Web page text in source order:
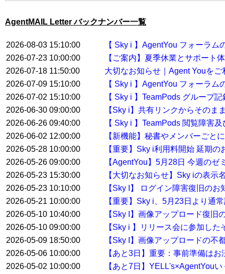
AgentMAIL Letter バックナンバー一覧
2026-08-03 15:10:00
【 Sky i 】AgentYou フォーラ
2026-07-23 10:00:00
【ご案内】夏季休業とサポート
2026-07-18 11:50:00
大切なお知らせ｜Agent Youを
2026-07-09 15:10:00
【 Sky i 】AgentYou フォーラ
2026-07-02 15:10:00
【 Sky i 】TeamPods グループ
2026-06-30 09:00:00
【Sky i】共有リンクからそのま
2026-06-26 09:40:00
【 Sky i 】TeamPods 閲覧障害
2026-06-02 12:00:00
【新機能】秘書やメンバーごと
2026-05-28 10:00:00
【重要】Sky i利用料開始 延期の
2026-05-26 09:00:00
【AgentYou】5月28日 今週の
2026-05-23 15:30:00
【大切なお知らせ】Sky iの表示
2026-05-23 10:10:00
【Sky I】 ログイン障害復旧のお
2026-05-21 10:00:00
【重要】Sky i、5月23日より通
2026-05-10 10:40:00
【Sky I】画像アップロード復旧
2026-05-10 09:00:00
【Sky i 】リリース会に参加し
2026-05-09 18:50:00
【Sky I】画像アップロードの不
2026-05-06 10:00:00
【あと3日】重要：事前準備は
2026-05-02 10:00:00
【あと7日】YELL's×AgentYou